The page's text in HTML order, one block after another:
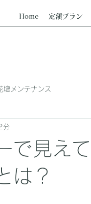
Home 定額プラン
壇メンテナンス
で見え
は？
分